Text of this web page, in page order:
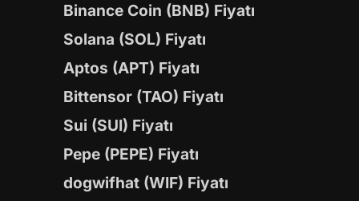
Binance Coin (BNB) Fiyatı
Solana (SOL) Fiyatı
Aptos (APT) Fiyatı
Bittensor (TAO) Fiyatı
Sui (SUI) Fiyatı
Pepe (PEPE) Fiyatı
dogwifhat (WIF) Fiyatı